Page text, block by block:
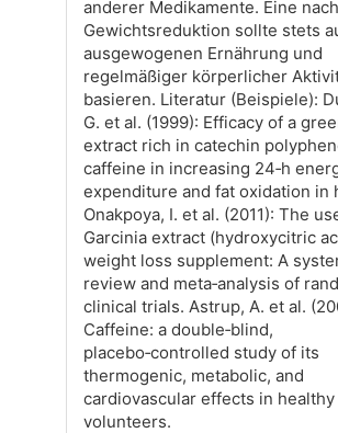
anderer Medikamente. Eine
Gewichtsreduktion sollte stets
ausgewogenen Ernährung und
regelmäßiger körperlicher
basieren. Literatur (Beispiele):
G. et al. (1999): Efficacy of a
extract rich in catechin
caffeine in increasing 24‑h
expenditure and fat oxidation in
Onakpoya, I. et al. (2011): The
Garcinia extract (hydroxycitric
weight loss supplement: A
review and meta‑analysis of
clinical trials. Astrup, A. et al.
Caffeine: a double‑blind,
placebo‑controlled study of its
thermogenic, metabolic, and
cardiovascular effects in healthy
volunteers.